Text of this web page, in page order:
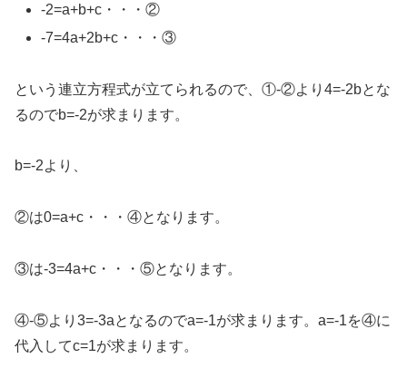
-2=a+b+c・・・②
-7=4a+2b+c・・・③
という連立方程式が立てられるので、①-②より4=-2bとな
るのでb=-2が求まります。
b=-2より、
②は0=a+c・・・④となります。
③は-3=4a+c・・・⑤となります。
④-⑤より3=-3aとなるのでa=-1が求まります。a=-1を④に
代入してc=1が求まります。